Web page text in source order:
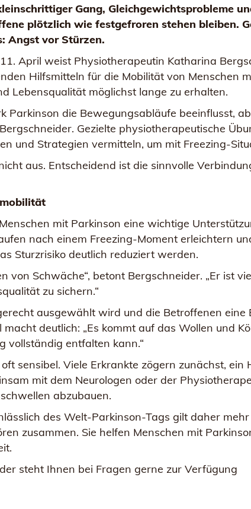
Gang, Gleichgewichtsprobleme
plötzlich wie festgefroren stehen bleiben.
Angst vor Stürzen.
April weist Physiotherapeutin Katharina
Hilfsmitteln für die Mobilität von Menschen
Lebensqualität möglichst lange zu erhalten.
Parkinson die Bewegungsabläufe beeinflusst,
Gezielte physiotherapeutische
und Strategien vermitteln, um mit Freezing-
aus. Entscheidend ist die sinnvolle
mit Parkinson eine wichtige
nach einem Freezing-Moment erleichtern
Sturzrisiko deutlich reduziert werden.
von Schwäche“, betont Bergschneider. „Er ist
zu sichern.“
ausgewählt wird und die Betroffenen
deutlich: „Es kommt auf das Wollen und
vollständig entfalten kann.“
sensibel. Viele Erkrankte zögern zunächst, ein
mit dem Neurologen oder der
abzubauen.
des Welt-Parkinson-Tags gilt daher
zusammen. Sie helfen Menschen mit
steht Ihnen bei Fragen gerne zur Verfügung